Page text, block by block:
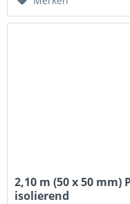
2,10 m (50 x 50 mm)
isolierend